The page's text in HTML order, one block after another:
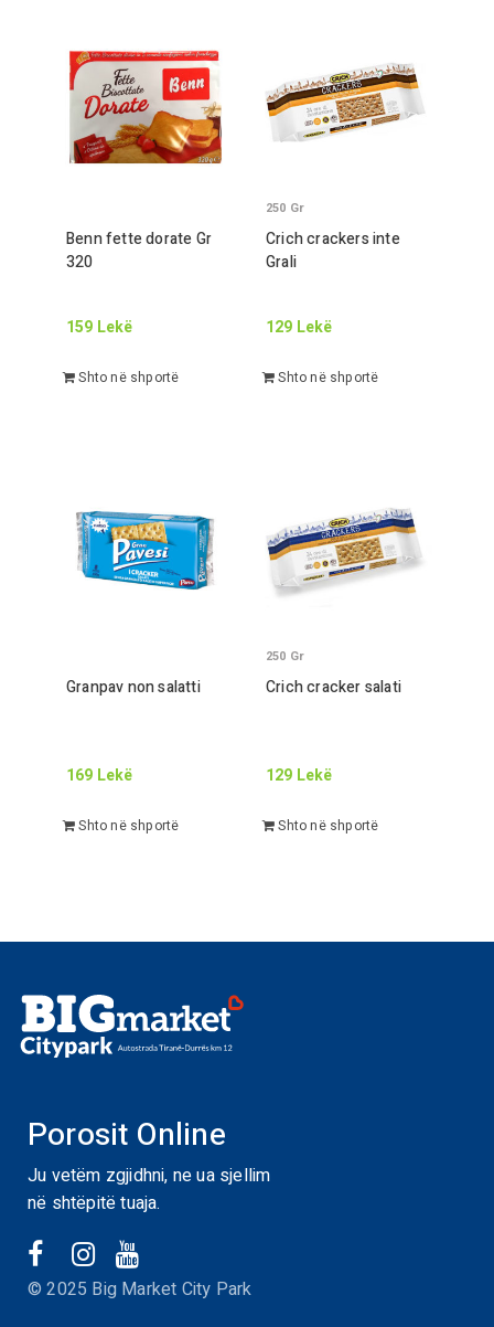
Benn fette dorateGr
320
159 Lekë
Shto në shportë
Crich crackers inte
Grali
250 Gr
129 Lekë
Shto në shportë
Granpav non salatti
169 Lekë
Shto në shportë
Crich cracker salati
250 Gr
129 Lekë
Shto në shportë
Porosit Online
Ju vetëm zgjidhni, ne ua sjellim
në shtëpitë tuaja.
© 2025 Big Market City Park